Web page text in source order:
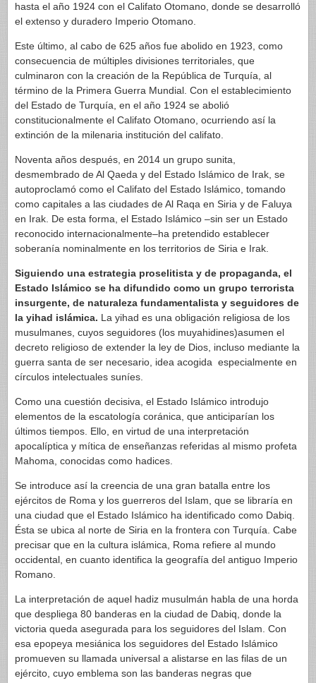
hasta el año 1924 con el Califato Otomano, donde se desarrolló
el extenso y duradero Imperio Otomano.
Este último, al cabo de 625 años fue abolido en 1923, como
consecuencia de múltiples divisiones territoriales, que
culminaron con la creación de la República de Turquía, al
término de la Primera Guerra Mundial. Con el establecimiento
del Estado de Turquía, en el año 1924 se abolió
constitucionalmente el Califato Otomano, ocurriendo así la
extinción de la milenaria institución del califato.
Noventa años después, en 2014 un grupo sunita,
desmembrado de Al Qaeda y del Estado Islámico de Irak, se
autoproclamó como el Califato del Estado Islámico, tomando
como capitales a las ciudades de Al Raqa en Siria y de Faluya
en Irak. De esta forma, el Estado Islámico –sin ser un Estado
reconocido internacionalmente–ha pretendido establecer
soberanía nominalmente en los territorios de Siria e Irak.
Siguiendo una estrategia proselitista y de propaganda, el
Estado Islámico se ha difundido como un grupo terrorista
insurgente, de naturaleza fundamentalista y seguidores de
la yihad islámica. La yihad es una obligación religiosa de los
musulmanes, cuyos seguidores (los muyahidines)asumen el
decreto religioso de extender la ley de Dios, incluso mediante la
guerra santa de ser necesario, idea acogida especialmente en
círculos intelectuales suníes.
Como una cuestión decisiva, el Estado Islámico introdujo
elementos de la escatología coránica, que anticiparían los
últimos tiempos. Ello, en virtud de una interpretación
apocalíptica y mítica de enseñanzas referidas al mismo profeta
Mahoma, conocidas como hadices.
Se introduce así la creencia de una gran batalla entre los
ejércitos de Roma y los guerreros del Islam, que se libraría en
una ciudad que el Estado Islámico ha identificado como Dabiq.
Ésta se ubica al norte de Siria en la frontera con Turquía. Cabe
precisar que en la cultura islámica, Roma refiere al mundo
occidental, en cuanto identifica la geografía del antiguo Imperio
Romano.
La interpretación de aquel hadiz musulmán habla de una horda
que despliega 80 banderas en la ciudad de Dabiq, donde la
victoria queda asegurada para los seguidores del Islam. Con
esa epopeya mesiánica los seguidores del Estado Islámico
promueven su llamada universal a alistarse en las filas de un
ejército, cuyo emblema son las banderas negras que